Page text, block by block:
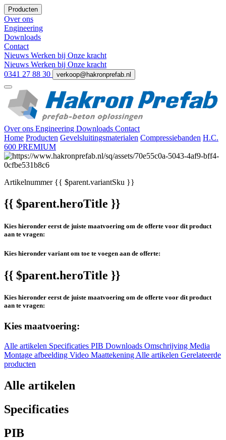
Producten
Over ons
Engineering
Downloads
Contact
Nieuws Werken bij Onze kracht
Nieuws Werken bij Onze kracht
0341 27 88 30
verkoop@hakronprefab.nl
Over ons Engineering Downloads Contact
Home Producten Gevelsluitingsmaterialen Compressiebanden H.C.
600 PREMIUM
Artikelnummer{{ $parent.variantSku }}
{{ $parent.heroTitle }}
Kies hieronder eerst de juiste maatvoering om de offerte voor dit product
aan te vragen:
Kies hieronder variant om toe te voegen aan de offerte:
{{ $parent.heroTitle }}
Kies hieronder eerst de juiste maatvoering om de offerte voor dit product
aan te vragen:
Kies maatvoering:
Alle artikelen Specificaties PIB Downloads Omschrijving Media
Montage afbeelding Video Maattekening Alle artikelen Gerelateerde
producten
Alle artikelen
Specificaties
PIB